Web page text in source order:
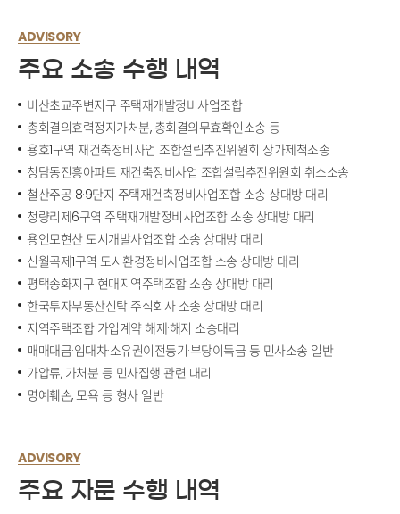
ADVISORY
주요 소송 수행 내역
비산초교주변지구 주택재개발정비사업조합
총회결의효력정지가처분, 총회결의무효확인소송 등
용호1구역 재건축정비사업 조합설립추진위원회 상가제척소송
청담동진흥아파트 재건축정비사업 조합설립추진위원회 취소소송
철산주공 8·9단지 주택재건축정비사업조합 소송 상대방 대리
청량리제6구역 주택재개발정비사업조합 소송 상대방 대리
용인모현산 도시개발사업조합 소송 상대방 대리
신월곡제1구역 도시환경정비사업조합 소송 상대방 대리
평택송화지구 현대지역주택조합 소송 상대방 대리
한국투자부동산신탁 주식회사 소송 상대방 대리
지역주택조합 가입계약 해제·해지 소송대리
매매대금·임대차·소유권이전등기·부당이득금 등 민사소송 일반
가압류, 가처분 등 민사집행 관련 대리
명예훼손, 모욕 등 형사 일반
ADVISORY
주요 자문 수행 내역